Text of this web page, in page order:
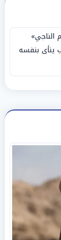
الناجي»
ينأى بنفسه